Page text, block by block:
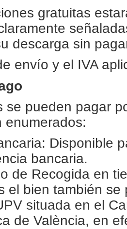
gratuitas
descarga sin
envío y el IVA
se pueden pagar
enumerados:
Disponible
bancaria.
de Recogida en
el bien también
situada en el
de València, en